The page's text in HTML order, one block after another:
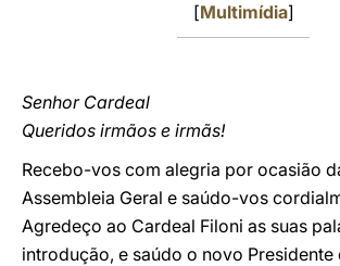
[Multimídia]
Senhor Cardeal
Queridos irmãos e irmãs!
Recebo-vos com alegria por ocasião
Assembleia Geral e saúdo-vos
Agredeço ao Cardeal Filoni as suas
introdução, e saúdo o novo